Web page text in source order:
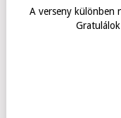
A verseny különben